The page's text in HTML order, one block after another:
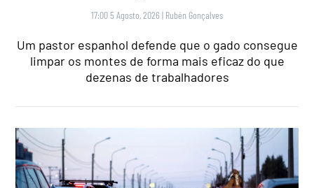
17:00 5 Agosto, 2026 | Rubén Gonçalves
Um pastor espanhol defende que o gado consegue
limpar os montes de forma mais eficaz do que
dezenas de trabalhadores